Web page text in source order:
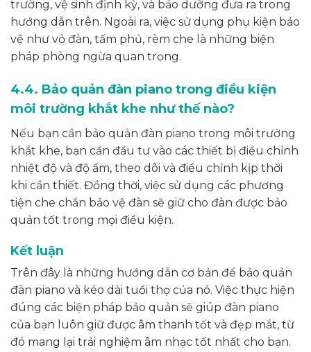
trường, vệ sinh định kỳ, và bảo dưỡng đưa ra trong
hướng dẫn trên. Ngoài ra, việc sử dụng phụ kiện bảo
vệ như vỏ đàn, tấm phủ, rèm che là những biện
pháp phòng ngừa quan trọng.
4.4. Bảo quản đàn piano trong điều kiện
môi trường khắt khe như thế nào?
Nếu bạn cần bảo quản đàn piano trong môi trường
khắt khe, bạn cần đầu tư vào các thiết bị điều chỉnh
nhiệt độ và độ ẩm, theo dõi và điều chỉnh kịp thời
khi cần thiết. Đồng thời, việc sử dụng các phương
tiện che chắn bảo vệ đàn sẽ giữ cho đàn được bảo
quản tốt trong mọi điều kiện.
Kết luận
Trên đây là những hướng dẫn cơ bản để bảo quản
đàn piano và kéo dài tuổi thọ của nó. Việc thực hiện
đúng các biện pháp bảo quản sẽ giúp đàn piano
của bạn luôn giữ được âm thanh tốt và đẹp mắt, từ
đó mang lại trải nghiệm âm nhạc tốt nhất cho bạn.